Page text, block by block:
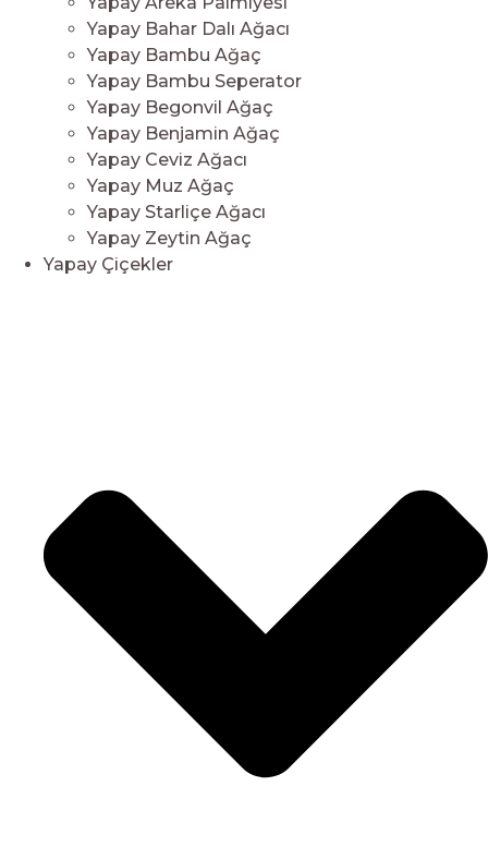
Yapay Bahar Dalı Ağacı
Yapay Bambu Ağaç
Yapay Bambu Seperator
Yapay Begonvil Ağaç
Yapay Benjamin Ağaç
Yapay Ceviz Ağacı
Yapay Muz Ağaç
Yapay Starliçe Ağacı
Yapay Zeytin Ağaç
Yapay Çiçekler